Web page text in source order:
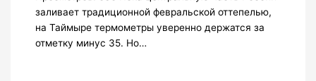
заливает традиционной февральской оттепелью,
на Таймыре термометры уверенно держатся за
отметку минус 35. Но…